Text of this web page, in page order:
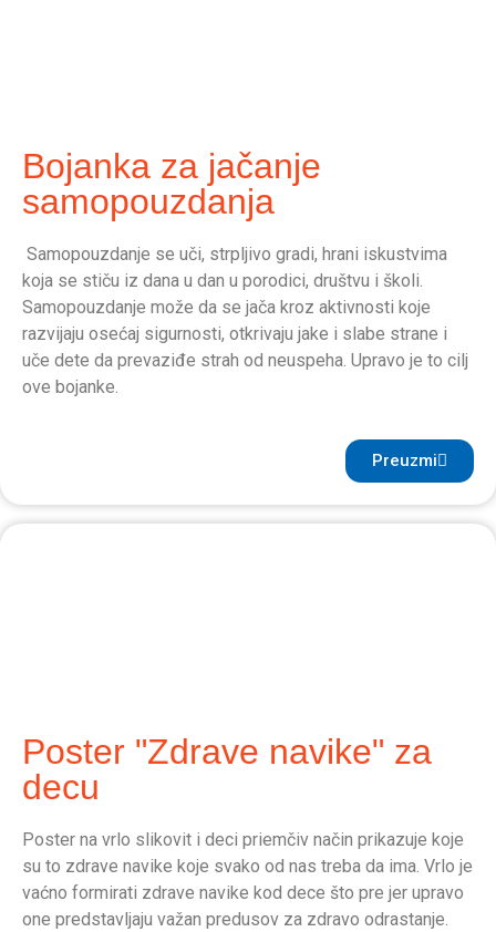
Bojanka za jačanje
samopouzdanja
Samopouzdanje se uči, strpljivo gradi, hrani iskustvima
koja se stiču iz dana u dan u porodici, društvu i školi.
Samopouzdanje može da se jača kroz aktivnosti koje
razvijaju osećaj sigurnosti, otkrivaju jake i slabe strane i
uče dete da prevaziđe strah od neuspeha. Upravo je to cilj
ove bojanke.
Preuzmi
Poster "Zdrave navike" za
decu
Poster na vrlo slikovit i deci priemčiv način prikazuje koje
su to zdrave navike koje svako od nas treba da ima. Vrlo je
vaćno formirati zdrave navike kod dece što pre jer upravo
one predstavljaju važan predusov za zdravo odrastanje.